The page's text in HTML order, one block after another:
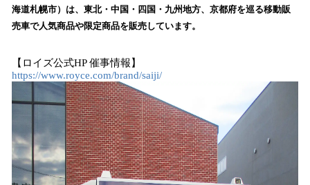
数
を
込
み
海道札幌市）は、東北・中国・四国・九州地方、京都府を巡る移動販
売車で人気商品や限定商品を販売しています。
​【ロイズ公式HP 催事情報】
https://www.royce.com/brand/saiji/